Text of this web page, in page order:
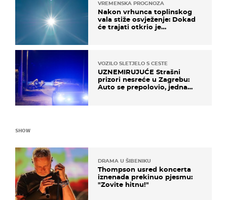
VREMENSKA PROGNOZA
Nakon vrhunca toplinskog
vala stiže osvježenje: Dokad
će trajati otkrio je
VOZILO SLETJELO S CESTE
UZNEMIRUJUĆE Strašni
prizori nesreće u Zagrebu:
Auto se prepolovio, jedna
SHOW
DRAMA U ŠIBENIKU
Thompson usred koncerta
iznenada prekinuo pjesmu:
"Zovite hitnu!"